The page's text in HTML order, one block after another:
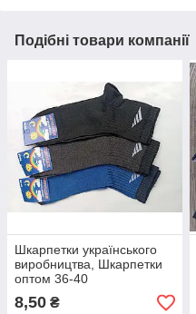
Подібні товари компанії
Шкарпетки українського
виробництва, Шкарпетки
оптом 36-40
8,50 ₴